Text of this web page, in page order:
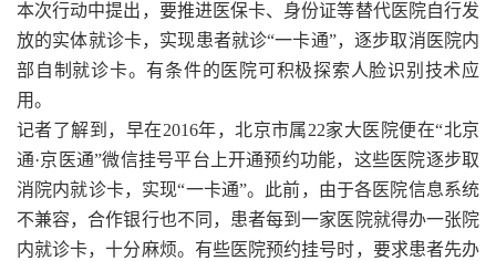
本次行动中提出，要推进医保卡、身份证等替代医院自行发
放的实体就诊卡，实现患者就诊“一卡通”，逐步取消医院内
部自制就诊卡。有条件的医院可积极探索人脸识别技术应
用。
记者了解到，早在2016年，北京市属22家大医院便在“北京
通·京医通”微信挂号平台上开通预约功能，这些医院逐步取
消院内就诊卡，实现“一卡通”。此前，由于各医院信息系统
不兼容，合作银行也不同，患者每到一家医院就得办一张院
内就诊卡，十分麻烦。有些医院预约挂号时，要求患者先办